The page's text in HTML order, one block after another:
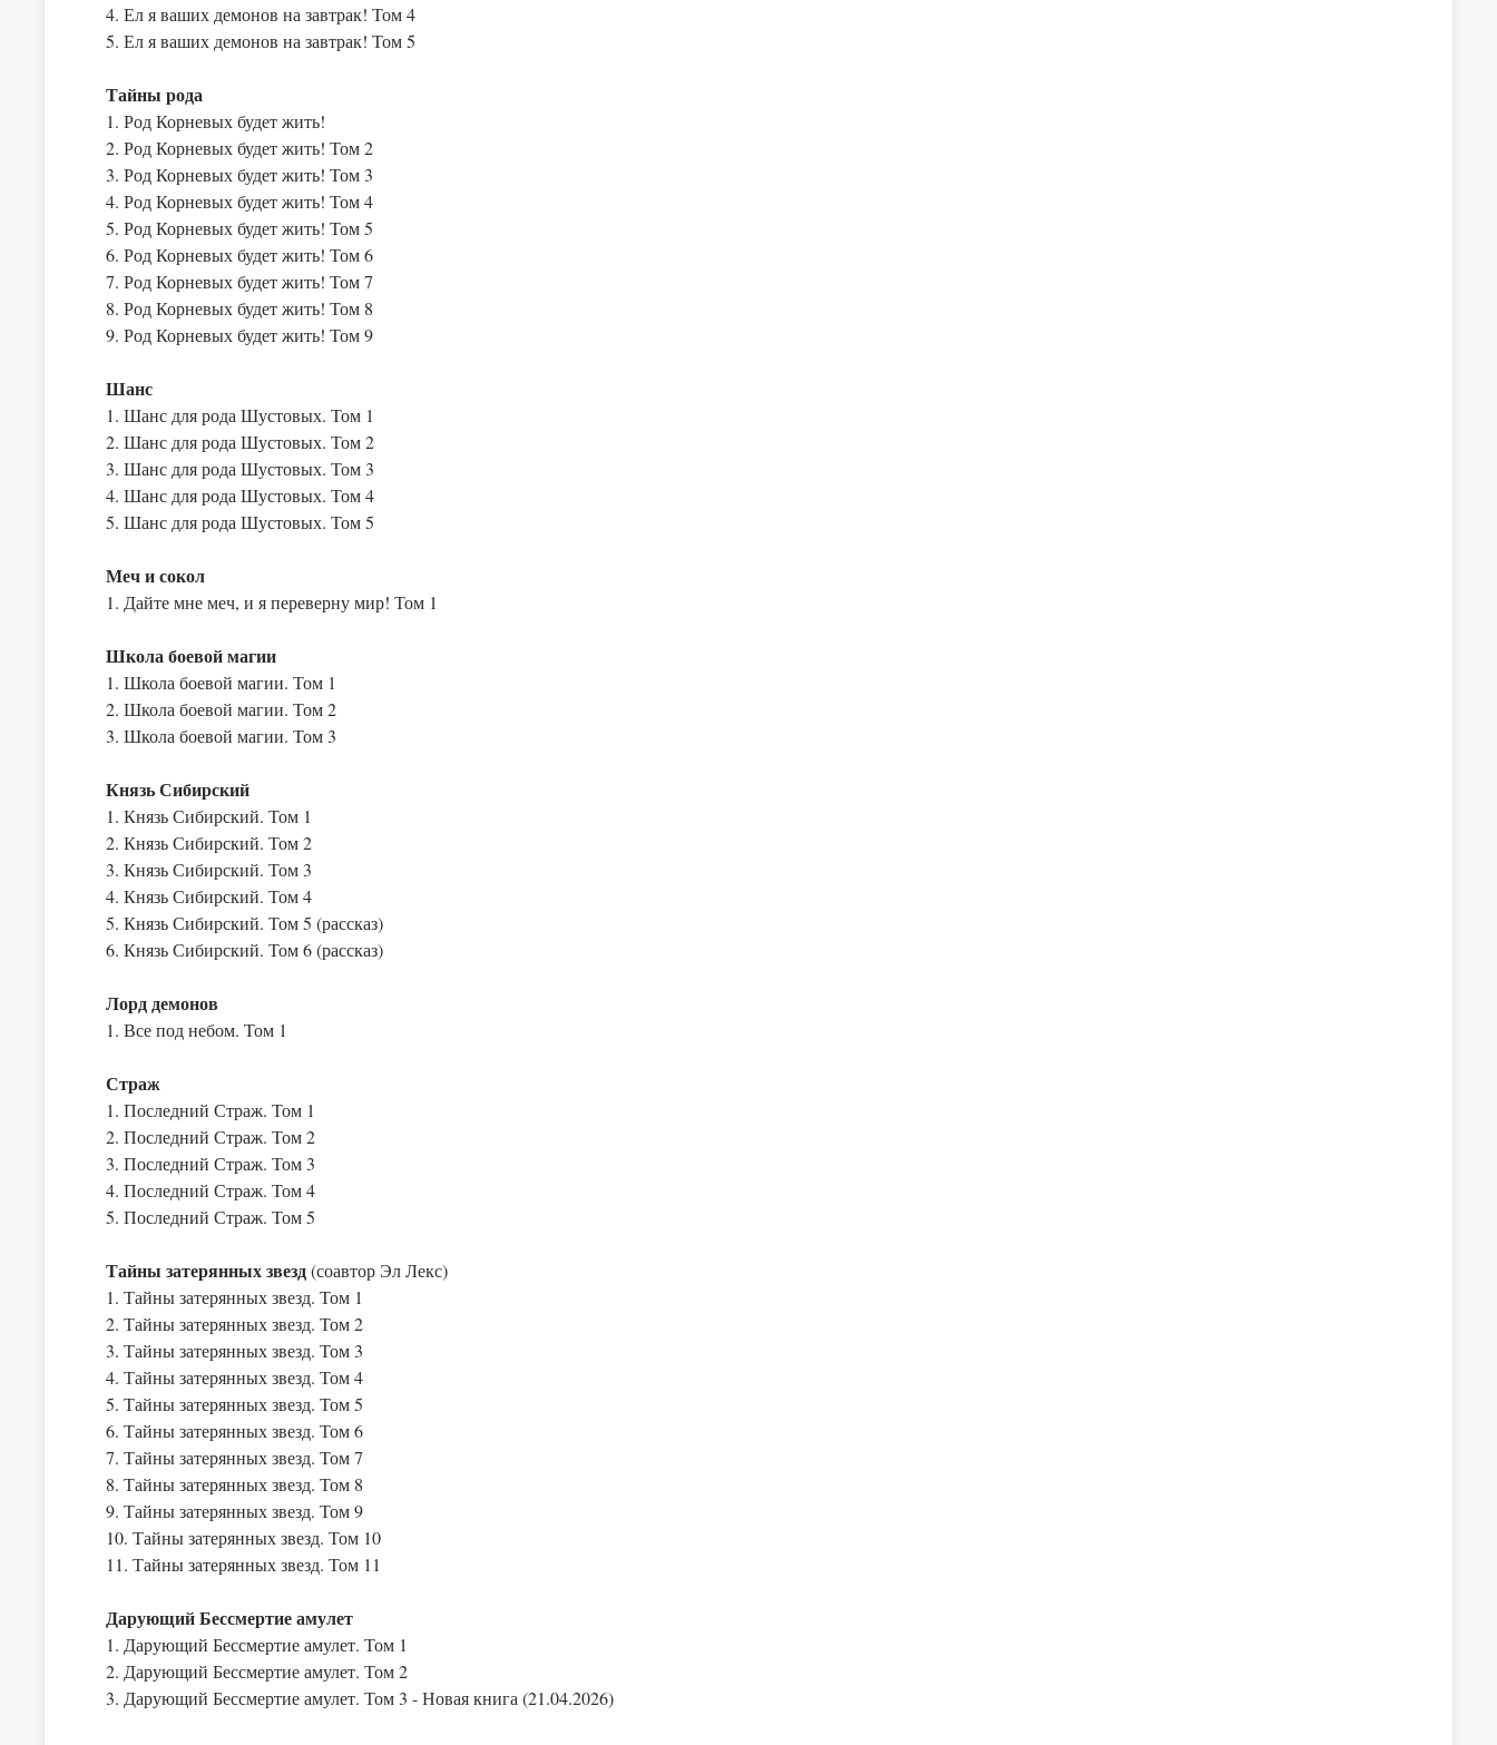
4. Ел я ваших демонов на завтрак! Том 4
5. Ел я ваших демонов на завтрак! Том 5
Тайны рода
1. Род Корневых будет жить!
2. Род Корневых будет жить! Том 2
3. Род Корневых будет жить! Том 3
4. Род Корневых будет жить! Том 4
5. Род Корневых будет жить! Том 5
6. Род Корневых будет жить! Том 6
7. Род Корневых будет жить! Том 7
8. Род Корневых будет жить! Том 8
9. Род Корневых будет жить! Том 9
Шанс
1. Шанс для рода Шустовых. Том 1
2. Шанс для рода Шустовых. Том 2
3. Шанс для рода Шустовых. Том 3
4. Шанс для рода Шустовых. Том 4
5. Шанс для рода Шустовых. Том 5
Меч и сокол
1. Дайте мне меч, и я переверну мир! Том 1
Школа боевой магии
1. Школа боевой магии. Том 1
2. Школа боевой магии. Том 2
3. Школа боевой магии. Том 3
Князь Сибирский
1. Князь Сибирский. Том 1
2. Князь Сибирский. Том 2
3. Князь Сибирский. Том 3
4. Князь Сибирский. Том 4
5. Князь Сибирский. Том 5 (рассказ)
6. Князь Сибирский. Том 6 (рассказ)
Лорд демонов
1. Все под небом. Том 1
Страж
1. Последний Страж. Том 1
2. Последний Страж. Том 2
3. Последний Страж. Том 3
4. Последний Страж. Том 4
5. Последний Страж. Том 5
Тайны затерянных звезд(соавтор Эл Лекс)
1. Тайны затерянных звезд. Том 1
2. Тайны затерянных звезд. Том 2
3. Тайны затерянных звезд. Том 3
4. Тайны затерянных звезд. Том 4
5. Тайны затерянных звезд. Том 5
6. Тайны затерянных звезд. Том 6
7. Тайны затерянных звезд. Том 7
8. Тайны затерянных звезд. Том 8
9. Тайны затерянных звезд. Том 9
10. Тайны затерянных звезд. Том 10
11. Тайны затерянных звезд. Том 11
Дарующий Бессмертие амулет
1. Дарующий Бессмертие амулет. Том 1
2. Дарующий Бессмертие амулет. Том 2
3. Дарующий Бессмертие амулет. Том 3 - Новая книга (21.04.2026)